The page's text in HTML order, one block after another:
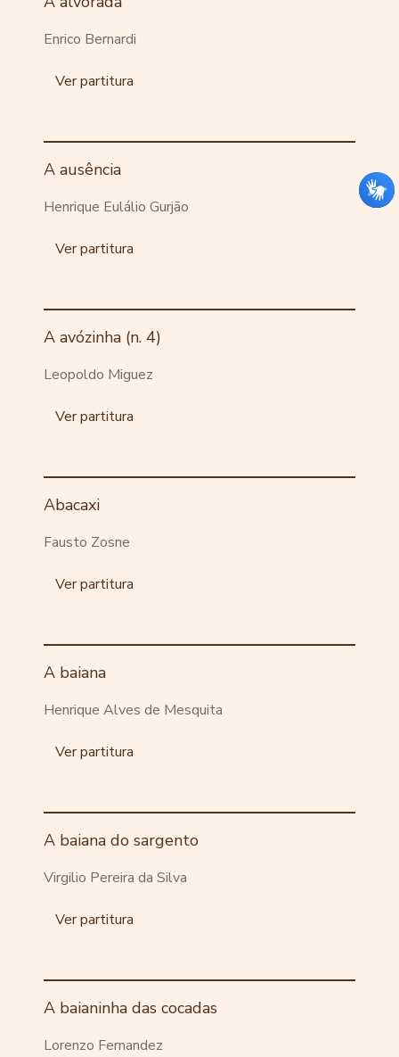
Enrico Bernardi
Ver partitura
A ausência
Henrique Eulálio Gurjão
Ver partitura
A avózinha (n. 4)
Leopoldo Miguez
Ver partitura
Abacaxi
Fausto Zosne
Ver partitura
A baiana
Henrique Alves de Mesquita
Ver partitura
A baiana do sargento
Virgilio Pereira da Silva
Ver partitura
A baianinha das cocadas
Lorenzo Fernandez